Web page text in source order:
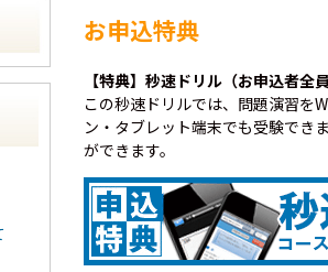
お申込特典
【特典】秒速ドリル（お申込者全員
この秒速ドリルでは、問題演習を
ン・タブレット端末でも受験でき
ができます。